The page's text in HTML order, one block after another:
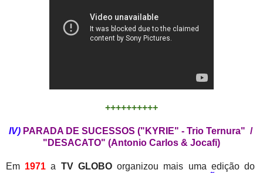
++++++++++
IV) PARADA DE SUCESSOS ("KYRIE" - Trio Ternura" /
"DESACATO" (Antonio Carlos & Jocafi)
Em 1971 a TV GLOBOorganizou mais uma edição do